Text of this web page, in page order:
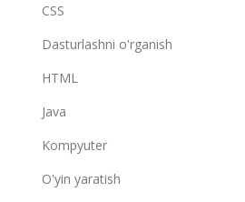
CSS
Dasturlashni o'rganish
HTML
Java
Kompyuter
O'yin yaratish